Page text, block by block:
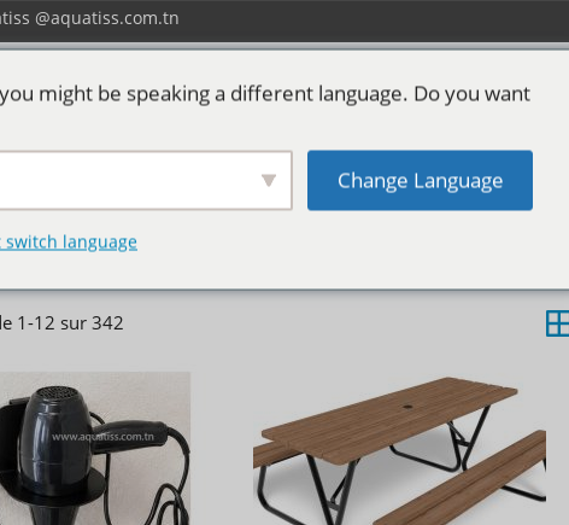
aquatiss.com.tn
Services Promotion
Textile
1-12 sur 342
might be speaking a different language. Do you want
Change Language
switch language